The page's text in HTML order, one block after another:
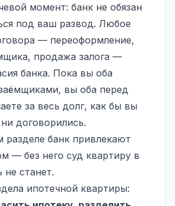
момент: банк не обязан
под ваш развод. Любое
— переоформление,
продажа залога —
банка. Пока вы оба
вы оба перед
за весь долг, как бы вы
договорились.
разделе банк привлекают
— без него суд квартиру в
не станет.
ипотечной квартиры: